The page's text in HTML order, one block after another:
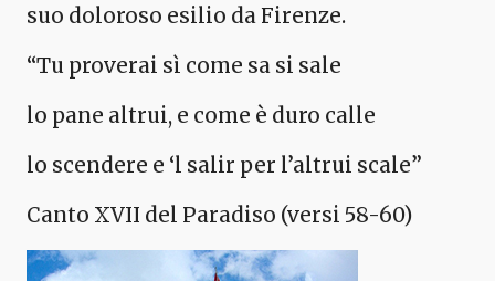
suo doloroso esilio da Firenze.
“Tu proverai sì come sa si sale
lo pane altrui, e come è duro calle
lo scendere e ‘l salir per l’altrui scale”
Canto XVII del Paradiso (versi 58-60)